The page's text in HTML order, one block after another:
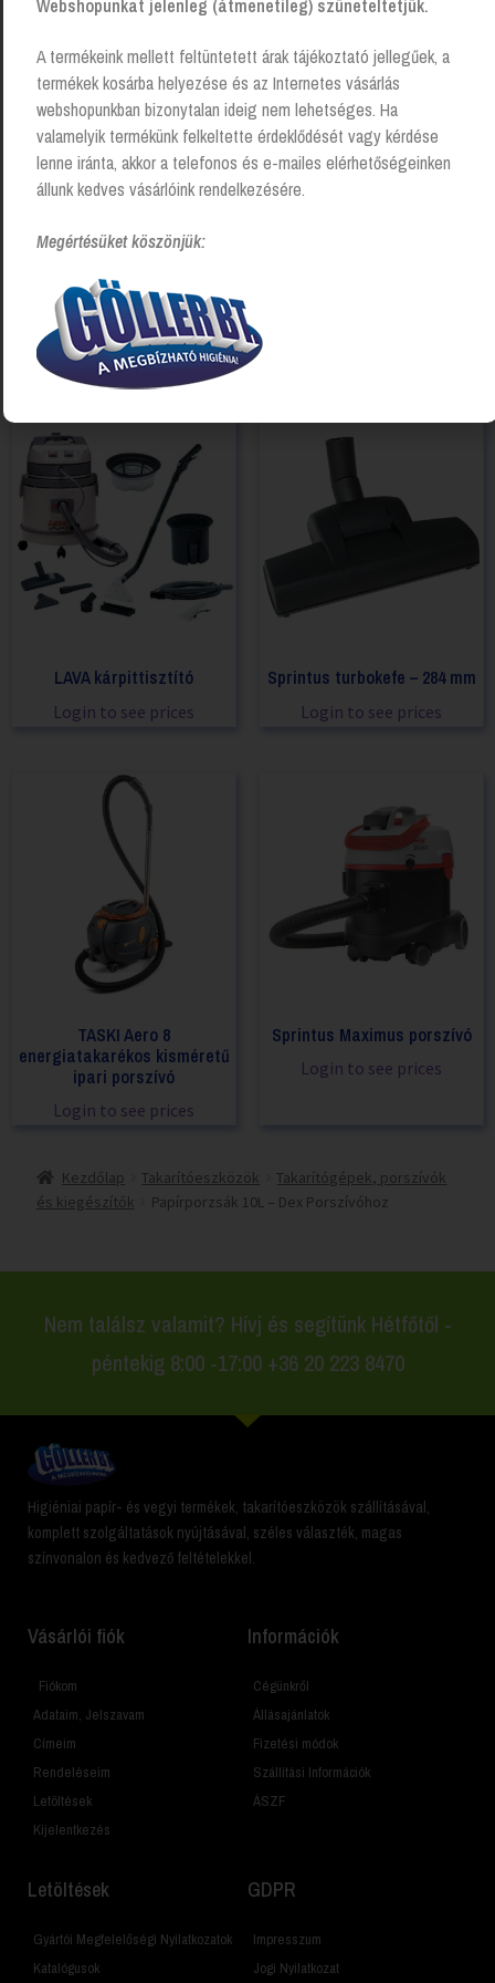
Sprintus fleece porzsák
Login to see prices
LAVA kárpittisztító
Login to see prices
Sprintus turbokefe – 284 mm
Login to see prices
TASKI Aero 8
energiatakarékos kisméretű
ipari porszívó
Login to see prices
Sprintus Maximus porszívó
Login to see prices
Kezdőlap Takarítóeszközök
Takarítógépek, porszívók
és kiegészítők
Papírporzsák 10L – Dex Porszívóhoz
Nem találsz valamit? Hívj és segítünk Hétfőtől -
péntekig 8:00 -17:00 +36 20 223 8470
Higiéniai papír- és vegyi termékek, takarítóeszközök szállításával,
komplett szolgáltatások nyújtásával, széles választék, magas
színvonalon és kedvező feltételekkel.
Vásárlói fiók
Fiókom
Adataim, Jelszavam
Címeim
Rendeléseim
Letöltések
Kijelentkezés
Információk
Cégünkről
Állásajánlatok
Fizetési módok
Szállítási Információk
ÁSZF
Letöltések
Gyártói Megfelelőségi Nyilatkozatok
Katalógusok
GDPR
Impresszum
Jogi Nyilatkozat
Webshopunkat jelenleg (átmenetileg) szüneteltetjük.
A termékeink mellett feltüntetett árak tájékoztató jellegűek, a
termékek kosárba helyezése és az Internetes vásárlás
webshopunkban bizonytalan ideig nem lehetséges. Ha
valamelyik termékünk felkeltette érdeklődését vagy kérdése
lenne iránta, akkor a telefonos és e-mailes elérhetőségeinken
állunk kedves vásárlóink rendelkezésére.
Megértésüket köszönjük: